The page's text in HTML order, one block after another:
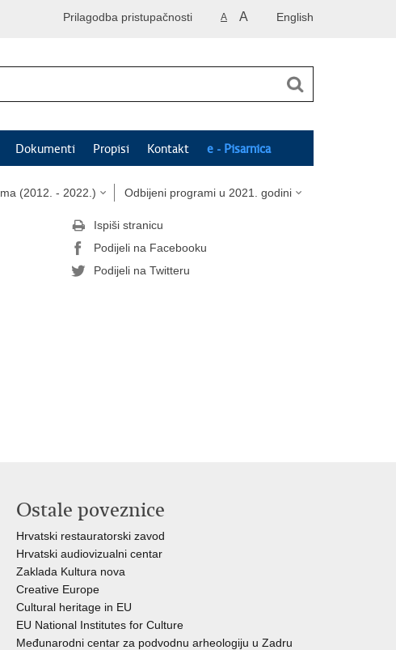
English
A A
Prilagodba pristupačnosti
Dokumenti Propisi Kontakt e - Pisarnica
(2012. - 2022.) Odbijeni programi u 2021. godini
Ispiši stranicu
Podijeli na Facebooku
Podijeli na Twitteru
Ostale poveznice
Hrvatski restauratorski zavod
Hrvatski audiovizualni centar
Zaklada Kultura nova
Creative Europe
Cultural heritage in EU
EU National Institutes for Culture
Međunarodni centar za podvodnu arheologiju u Zadru